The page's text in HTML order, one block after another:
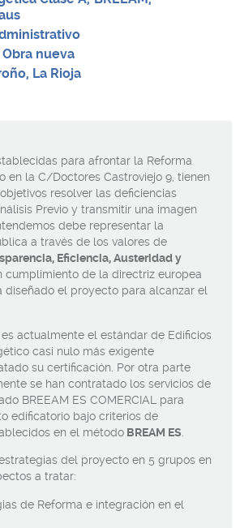
Obra nueva
La Rioja
para afrontar la Reforma
en la C/Doctores Castroviejo 9, tienen
resolver las deficiencias
Previo y transmitir una imagen
debe representar la
a través de los valores de
Eficiencia, Austeridad y
cumplimiento de la directriz europea
diseñado el proyecto para alcanzar el
actualmente el estándar de Edificios
casi nulo más exigente
su certificación. Por otra parte
se han contratado los servicios de
BREEAM ES COMERCIAL para
edificatorio bajo criterios de
en el método BREAM ES.
del proyecto en 5 grupos en
a tratar:
de Reforma e integración en el